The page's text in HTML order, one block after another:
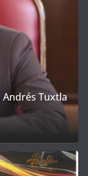
Andrés Tuxtla